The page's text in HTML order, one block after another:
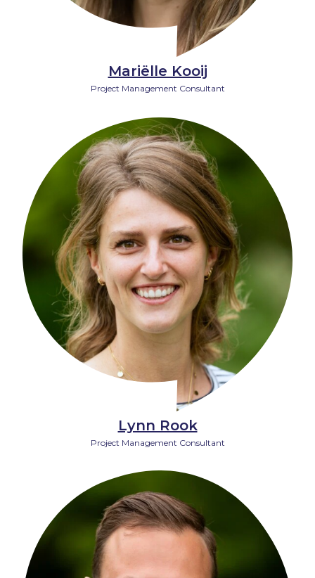
Mariëlle Kooij
Project Management Consultant
Lynn Rook
Project Management Consultant